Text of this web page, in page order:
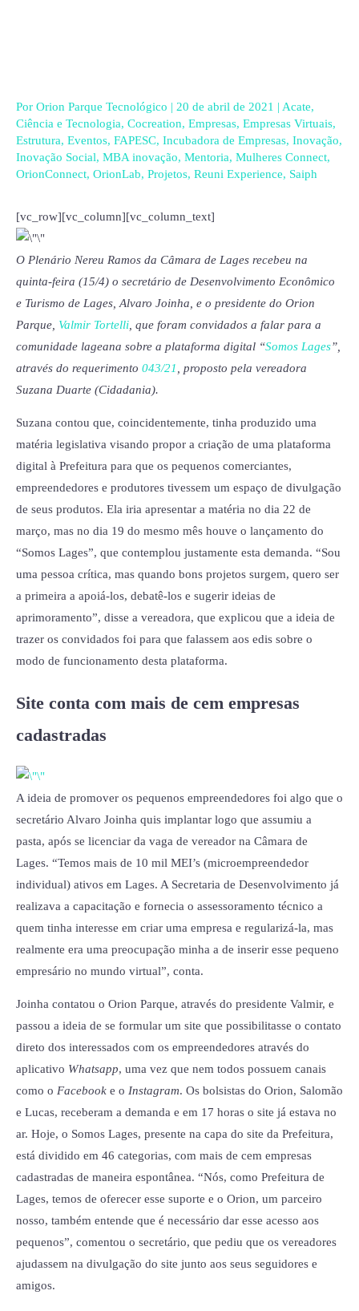
Por Orion Parque Tecnológico | 20 de abril de 2021 | Acate,
Ciência e Tecnologia, Cocreation, Empresas, Empresas Virtuais,
Estrutura, Eventos, FAPESC, Incubadora de Empresas, Inovação,
Inovação Social, MBA inovação, Mentoria, Mulheres Connect,
OrionConnect, OrionLab, Projetos, Reuni Experience, Saiph
[vc_row][vc_column][vc_column_text]
O Plenário Nereu Ramos da Câmara de Lages recebeu na
quinta-feira (15/4) o secretário de Desenvolvimento Econômico
e Turismo de Lages, Alvaro Joinha, e o presidente do Orion
Parque, Valmir Tortelli , que foram convidados a falar para a
comunidade lageana sobre a plataforma digital “Somos Lages”,
através do requerimento 043/21
, proposto pela vereadora
Suzana Duarte (Cidadania).
Suzana contou que, coincidentemente, tinha produzido uma
matéria legislativa visando propor a criação de uma plataforma
digital à Prefeitura para que os pequenos comerciantes,
empreendedores e produtores tivessem um espaço de divulgação
de seus produtos. Ela iria apresentar a matéria no dia 22 de
março, mas no dia 19 do mesmo mês houve o lançamento do
“Somos Lages”, que contemplou justamente esta demanda. “Sou
uma pessoa crítica, mas quando bons projetos surgem, quero ser
a primeira a apoiá-los, debatê-los e sugerir ideias de
aprimoramento”, disse a vereadora, que explicou que a ideia de
trazer os convidados foi para que falassem aos edis sobre o
modo de funcionamento desta plataforma.
Site conta com mais de cem empresas
cadastradas
A ideia de promover os pequenos empreendedores foi algo que o
secretário Alvaro Joinha quis implantar logo que assumiu a
pasta, após se licenciar da vaga de vereador na Câmara de
Lages. “Temos mais de 10 mil MEI’s (microempreendedor
individual) ativos em Lages. A Secretaria de Desenvolvimento já
realizava a capacitação e fornecia o assessoramento técnico a
quem tinha interesse em criar uma empresa e regularizá-la, mas
realmente era uma preocupação minha a de inserir esse pequeno
empresário no mundo virtual”, conta.
Joinha contatou o Orion Parque, através do presidente Valmir, e
passou a ideia de se formular um site que possibilitasse o contato
direto dos interessados com os empreendedores através do
aplicativo Whatsapp, uma vez que nem todos possuem canais
como o Facebook e o Instagram. Os bolsistas do Orion, Salomão
e Lucas, receberam a demanda e em 17 horas o site já estava no
ar. Hoje, o Somos Lages, presente na capa do site da Prefeitura,
está dividido em 46 categorias, com mais de cem empresas
cadastradas de maneira espontânea. “Nós, como Prefeitura de
Lages, temos de oferecer esse suporte e o Orion, um parceiro
nosso, também entende que é necessário dar esse acesso aos
pequenos”, comentou o secretário, que pediu que os vereadores
ajudassem na divulgação do site junto aos seus seguidores e
amigos.